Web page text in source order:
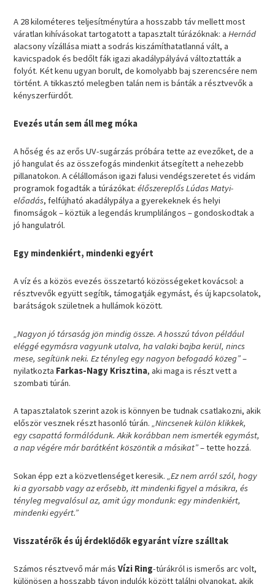
A 28 kilométeres teljesítménytúra a hosszabb táv mellett most
váratlan kihívásokat tartogatott a tapasztalt túrázóknak: aHernád
alacsony vízállása miatt a sodrás kiszámíthatatlanná vált, a
kavicspadok és bedőlt fák igazi akadálypályává változtatták a
folyót. Két kenu ugyan borult, de komolyabb baj szerencsére nem
történt. A tikkasztó melegben talán nem is bánták a résztvevők a
kényszerfürdőt.
Evezés után sem áll meg móka
A hőség és az erős UV-sugárzás próbára tette az evezőket, de a
jó hangulat és az összefogás mindenkit átsegített a nehezebb
pillanatokon. A célállomáson igazi falusi vendégszeretet és vidám
programok fogadták a túrázókat:élőszereplős Lúdas Matyi-
előadás, felfújható akadálypálya a gyerekeknek és helyi
finomságok – köztük a legendás krumplilángos – gondoskodtak a
jó hangulatról.
Egy mindenkiért, mindenki egyért
A víz és a közös evezés összetartó közösségeket kovácsol: a
résztvevők együtt segítik, támogatják egymást, és új kapcsolatok,
barátságok születnek a hullámok között.
„Nagyon jó társaság jön mindig össze. A hosszú távon például
eléggé egymásra vagyunk utalva, ha valaki bajba kerül, nincs
mese, segítünk neki. Ez tényleg egy nagyon befogadó közeg”–
nyilatkozta Farkas-Nagy Krisztina, aki maga is részt vett a
szombati túrán.
A tapasztalatok szerint azok is könnyen be tudnak csatlakozni, akik
először vesznek részt hasonló túrán.„Nincsenek külön klikkek,
egy csapattá formálódunk. Akik korábban nem ismerték egymást,
a nap végére már barátként köszöntik a másikat”– tette hozzá.
Sokan épp ezt a közvetlenséget keresik.„Ez nem arról szól, hogy
ki a gyorsabb vagy az erősebb, itt mindenki figyel a másikra, és
tényleg megvalósul az, amit úgy mondunk: egy mindenkiért,
mindenki egyért.”
Visszatérők és új érdeklődők egyaránt vízre szálltak
Számos résztvevő már másVízi Ring-túrákról is ismerős arc volt,
különösen a hosszabb távon indulók között találni olyanokat, akik